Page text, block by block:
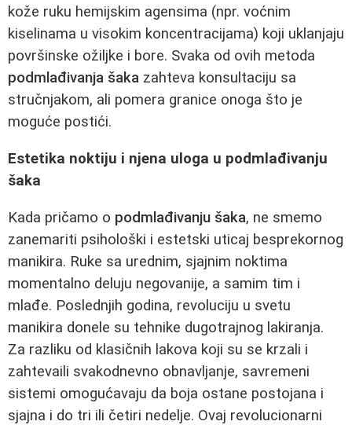
kože ruku hemijskim agensima (npr. voćnim
kiselinama u visokim koncentracijama) koji uklanjaju
površinske ožiljke i bore. Svaka od ovih metoda
podmlađivanja šaka zahteva konsultaciju sa
stručnjakom, ali pomera granice onoga što je
moguće postići.
Estetika noktiju i njena uloga u podmlađivanju
šaka
Kada pričamo o podmlađivanju šaka, ne smemo
zanemariti psihološki i estetski uticaj besprekornog
manikira. Ruke sa urednim, sjajnim noktima
momentalno deluju negovanije, a samim tim i
mlađe. Poslednjih godina, revoluciju u svetu
manikira donele su tehnike dugotrajnog lakiranja.
Za razliku od klasičnih lakova koji su se krzali i
zahtevaili svakodnevno obnavljanje, savremeni
sistemi omogućavaju da boja ostane postojana i
sjajna i do tri ili četiri nedelje. Ovaj revolucionarni